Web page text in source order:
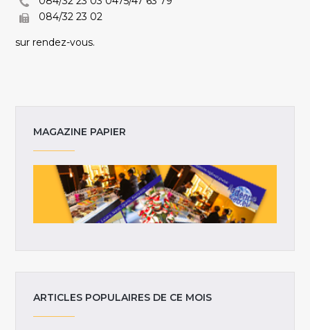
084/32 23 02
sur rendez-vous.
MAGAZINE PAPIER
ARTICLES POPULAIRES DE CE MOIS